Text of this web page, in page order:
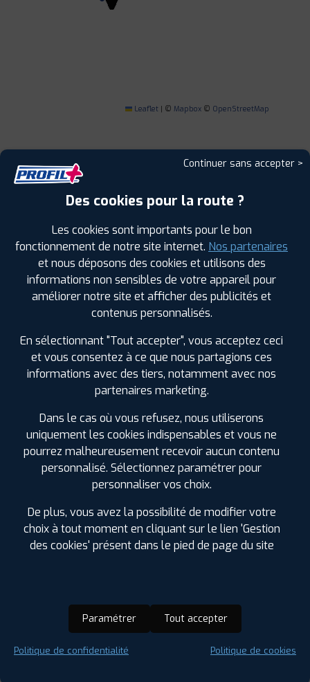
Leaflet | © Mapbox © OpenStreetMap
PROFIL PLUSANGLET
11 BIS AVENUE DE L'ADOUR 64600 ANGLET
0559550472
| +D'INFOS
PROFIL PLUSSAINT VINCENT DE
TYROSSE
8 RUE DE CASABLANCA ZONE INDUSTRIELLE
40230 ST VINCENT DE TYROSSE
HORAIRES | +D'INFOS
LES GARAGES PROFIL PLUS
DANS LES VILLES À PROXIMITÉ
Boucau (64)
Cambo-les-Bains (64)
Continuer sans accepter >
Des cookies pour la route ?
Les cookies sont importants pour le bon
fonctionnement de notre site internet. Nos partenaires
et nous déposons des cookies et utilisons des
informations non sensibles de votre appareil pour
améliorer notre site et afficher des publicités et
contenus personnalisés.
En sélectionnant "Tout accepter", vous acceptez ceci
et vous consentez à ce que nous partagions ces
informations avec des tiers, notamment avec nos
partenaires marketing.
Dans le cas où vous refusez, nous utiliserons
uniquement les cookies indispensables et vous ne
pourrez malheureusement recevoir aucun contenu
personnalisé. Sélectionnez paramétrer pour
personnaliser vos choix.
De plus, vous avez la possibilité de modifier votre
choix à tout moment en cliquant sur le lien 'Gestion
des cookies' présent dans le pied de page du site
Paramétrer Tout accepter
Politique de confidentialité Politique de cookies